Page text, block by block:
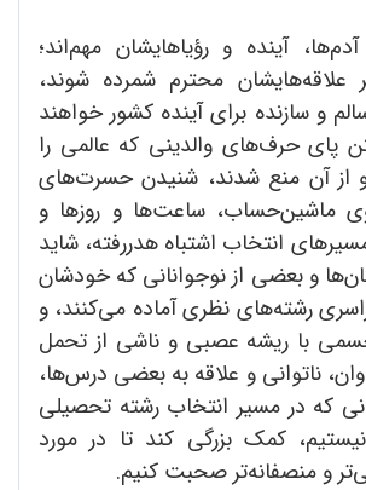
آینده و رؤیاهایشان مهم‌اند؛
علاقه‌هایشان محترم شمرده شوند،
و سازنده برای آینده کشور خواهند
پای حرف‌های والدینی که عالمی را
از آن منع شدند، شنیدن حسرت‌های
ماشین‌حساب، ساعت‌ها و روزها و
انتخاب اشتباه هدررفته، شاید
و بعضی از نوجوانانی که خودشان
رشته‌های نظری آماده می‌کنند، و
با ریشه عصبی و ناشی از تحمل
ناتوانی و علاقه به بعضی درس‌ها،
که در مسیر انتخاب رشته تحصیلی
کمک بزرگی کند تا در مورد
و منصفانه‌تر صحبت کنیم.